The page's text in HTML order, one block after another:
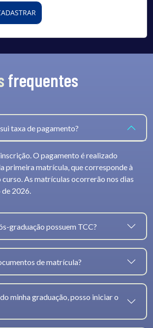
frequentes
taxa de pagamento?
O pagamento é realizado
primeira matrícula, que corresponde à
curso. As matrículas ocorrerão nos dias
de 2026.
graduação possuem TCC?
de matrícula?
minha graduação, posso iniciar o